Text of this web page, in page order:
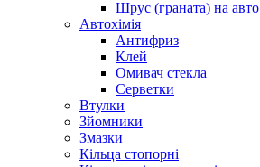
Шрус (граната) на авто
Автохімія
Антифриз
Клей
Омивач стекла
Серветки
Втулки
Зйомники
Змазки
Кільца стопорні